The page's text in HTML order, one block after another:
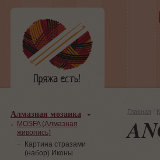
Главная
Алмазная мозаика
MOSFA (Алмазная
живопись)
Картина стразами
(набор) Иконы